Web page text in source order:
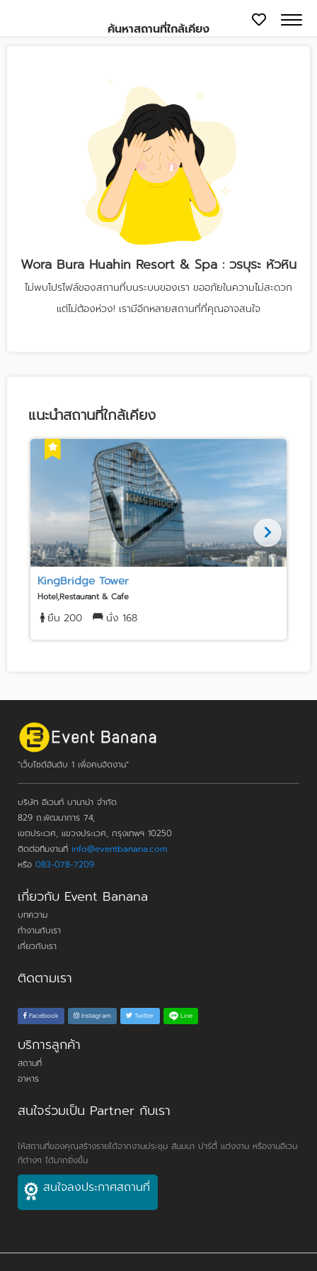
Wora Bura Huahin Resort & Spa : วรบุระ หัวหิน
ไม่พบโปรไฟล์ของสถานที่บนระบบของเรา ขออภัยในความไม่สะดวก
แต่ไม่ต้องห่วง! เรามีอีกหลายสถานที่ที่คุณอาจสนใจ
ค้นหาสถานที่ใกล้เคียง
แนะนำสถานที่ใกล้เคียง
KingBridge Tower
Hotel,Restaurant & Cafe
ยืน 200 นั่ง 168
"เว็บไซต์อันดับ 1 เพื่อคนจัดงาน"
บริษัท อีเวนท์ บานาน่า จำกัด
829 ถ.พัฒนาการ 74,
เขตประเวศ, แขวงประเวศ, กรุงเทพฯ 10250
ติดต่อทีมงานที่ info@eventbanana.com
หรือ 083-078-7209
เกี่ยวกับ Event Banana
บทความ
ทำงานกับเรา
เกี่ยวกับเรา
ติดตามเรา
Facebook Instagram Twitter Line
บริการลูกค้า
สถานที่
อาหาร
สนใจร่วมเป็น Partner กับเรา
ให้สถานที่ของคุณสร้างรายได้จากงานประชุม สัมมนา ปาร์ตี้ แต่งงาน หรืองานอีเวน
ท์ต่างๆ ได้มากยิ่งขึ้น
สนใจลงประกาศสถานที่